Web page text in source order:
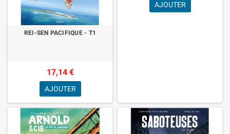
REI-SEN PACIFIQUE - T1
17,14 €
AJOUTER
AJOUTER